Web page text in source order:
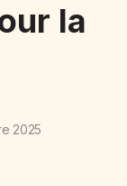
la
2025